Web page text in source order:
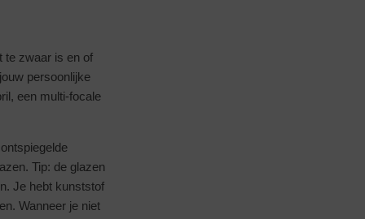
te zwaar is en of
persoonlijke
een multi-focale
Tip: de glazen
Je hebt kunststof
Wanneer je niet